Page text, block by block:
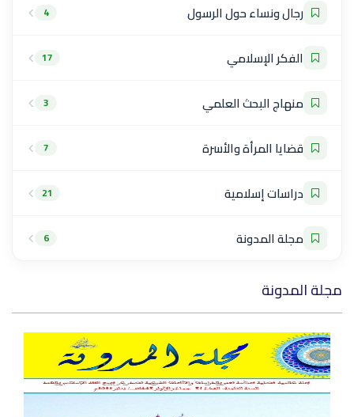
رجال ونساء حول الرسول 4
الفكر الإسلامي 17
منهاج البحث العلمي 3
قضايا المرأة والأسرة 7
دراسات إسلامية 21
مجلة المدونة 6
مجلة المدونة